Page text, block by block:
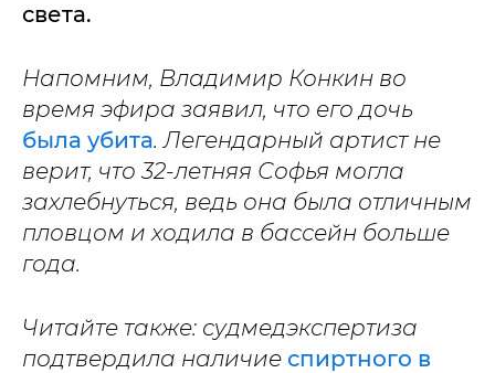
света.
Напомним, Владимир Конкин во
время эфира заявил, что его дочь
была убита. Легендарный артист не
верит, что 32-летняя Софья могла
захлебнуться, ведь она была отличным
пловцом и ходила в бассейн больше
года.
Читайте также: судмедэкспертиза
подтвердила наличие спиртного в